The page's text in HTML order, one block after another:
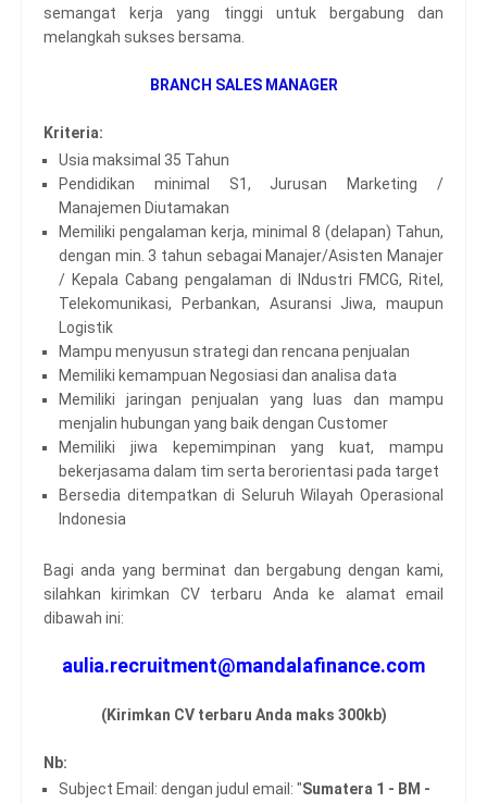
semangat kerja yang tinggi untuk bergabung dan
melangkah sukses bersama.
BRANCH SALES MANAGER
Kriteria:
Usia maksimal 35 Tahun
Pendidikan minimal S1, Jurusan Marketing /
Manajemen Diutamakan
Memiliki pengalaman kerja, minimal 8 (delapan) Tahun,
dengan min. 3 tahun sebagai Manajer/Asisten Manajer
/ Kepala Cabang pengalaman di INdustri FMCG, Ritel,
Telekomunikasi, Perbankan, Asuransi Jiwa, maupun
Logistik
Mampu menyusun strategi dan rencana penjualan
Memiliki kemampuan Negosiasi dan analisa data
Memiliki jaringan penjualan yang luas dan mampu
menjalin hubungan yang baik dengan Customer
Memiliki jiwa kepemimpinan yang kuat, mampu
bekerjasama dalam tim serta berorientasi pada target
Bersedia ditempatkan di Seluruh Wilayah Operasional
Indonesia
Bagi anda yang berminat dan bergabung dengan kami,
silahkan kirimkan CV terbaru Anda ke alamat email
dibawah ini:
aulia.recruitment@mandalafinance.com
(Kirimkan CV terbaru Anda maks 300kb)
Nb:
Subject Email: dengan judul email: "Sumatera 1 - BM -